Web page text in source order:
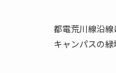
都電荒川線沿
キャンパスの